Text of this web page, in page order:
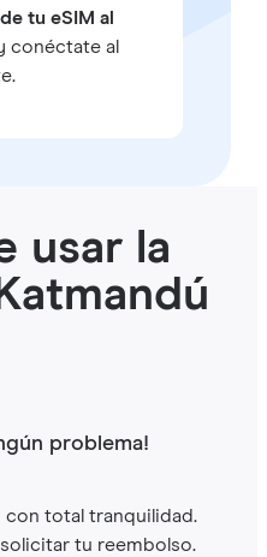
tu eSIM al
conéctate al
usar la
problema!
con total tranquilidad.
tu reembolso.